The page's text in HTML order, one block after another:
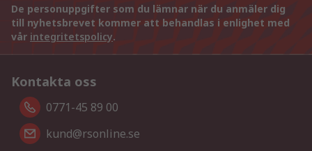
De personuppgifter som du lämnar när du anmäler dig
till nyhetsbrevet kommer att behandlas i enlighet med
vår integritetspolicy.
Kontakta oss
0771-45 89 00
kund@rsonline.se